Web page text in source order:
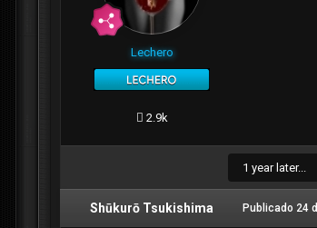
Lechero
2.9k
1 year later...
Shūkurō Tsukishima Publicado 24